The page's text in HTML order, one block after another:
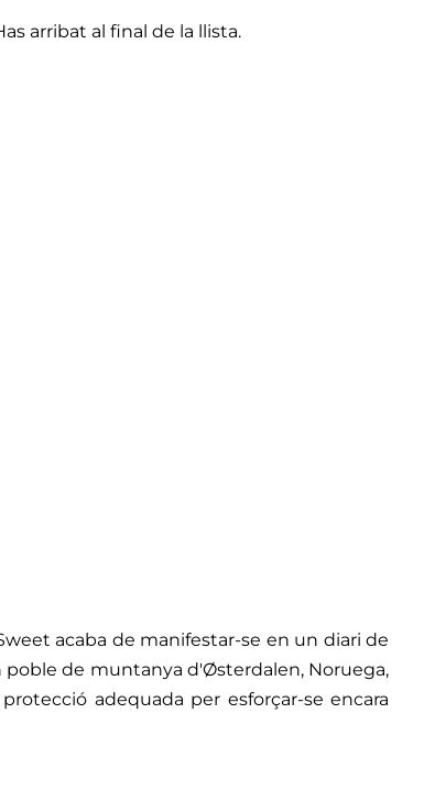
arribat al final de la llista.
acaba de manifestar-se en un diari de
poble de muntanya d'Østerdalen, Noruega,
adequada per esforçar-se encara